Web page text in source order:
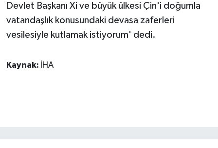
Devlet Başkanı Xi ve büyük ülkesi Çin'i doğumla
vatandaşlık konusundaki devasa zaferleri
vesilesiyle kutlamak istiyorum' dedi.
Kaynak: İHA